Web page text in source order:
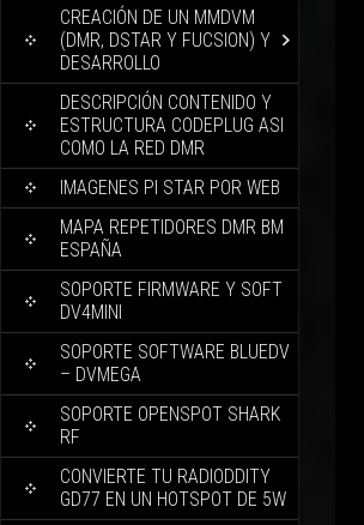
CREACIÓN DE UN MMDVM
(DMR, DSTAR Y FUCSION) Y
DESARROLLO
DESCRIPCIÓN CONTENIDO Y
ESTRUCTURA CODEPLUG ASI
COMO LA RED DMR
IMAGENES PI STAR POR WEB
MAPA REPETIDORES DMR BM
ESPAÑA
SOPORTE FIRMWARE Y SOFT
DV4MINI
SOPORTE SOFTWARE BLUEDV
– DVMEGA
SOPORTE OPENSPOT SHARK
RF
CONVIERTE TU RADIODDITY
GD77 EN UN HOTSPOT DE 5W